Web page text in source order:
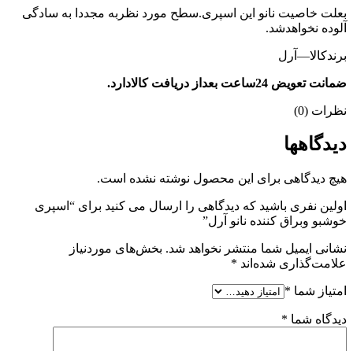
بعلت خاصیت نانو این اسپری.سطح مورد نظربه مجددا به سادگی
آلوده نخواهدشد.
برندکالا—آرل
ضمانت تعویض 24ساعت بعداز دریافت کالادارد.
نظرات (0)
دیدگاهها
هیچ دیدگاهی برای این محصول نوشته نشده است.
اولین نفری باشید که دیدگاهی را ارسال می کنید برای “اسپری
خوشبو وبراق کننده نانو آرل”
نشانی ایمیل شما منتشر نخواهد شد. بخش‌های موردنیاز
علامت‌گذاری شده‌اند *
امتیاز شما *
دیدگاه شما *